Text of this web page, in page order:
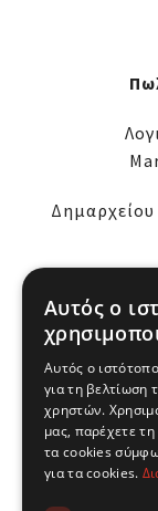
Αυτός ο
Αυτός ο
για τη βελτίωση
χρηστών.
μας, παρέχετε
τα cookies
για τα cookies.